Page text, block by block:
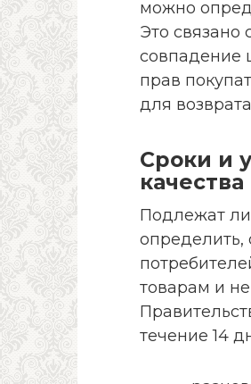
можно
Это связано
совпадение
прав
для
Сроки и
качества
Подлежат
определить,
товарам и
течение 14